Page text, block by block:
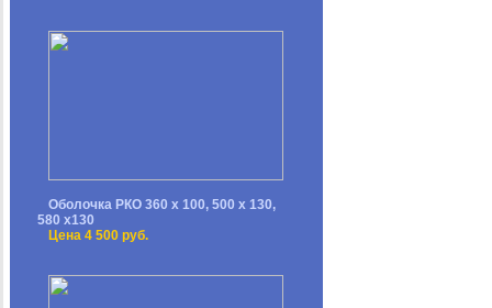
Оболочка РКО 360 х 100, 500 х 130,
580 х130
Цена 4 500 руб.